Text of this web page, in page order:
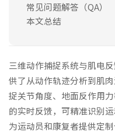
常见问题解答（QA）
本文总结
三维动作捕捉系统与肌电
供了从动作轨迹分析到肌
捉关节角度、地面反作用
的实时反馈，可精准识别
为运动员和康复者提供定制